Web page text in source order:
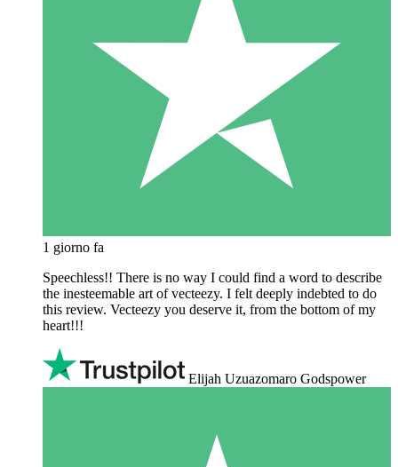
1 giorno fa
Speechless!! There is no way I could find a word to describe
the inesteemable art of vecteezy. I felt deeply indebted to do
this review. Vecteezy you deserve it, from the bottom of my
heart!!!
Elijah Uzuazomaro Godspower